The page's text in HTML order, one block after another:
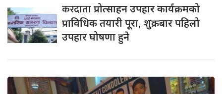
करदाताप्रोत्साहन उपहार कार्यक्रमको
प्राविधिक तयारी पूरा, शुक्रबार पहिलो
उपहार घोषणा हुने